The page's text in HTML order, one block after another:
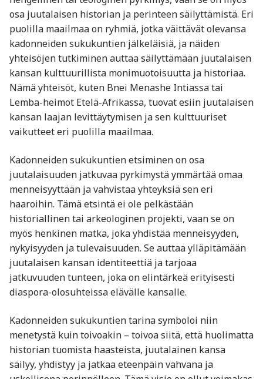
osa juutalaisen historian ja perinteen säilyttämistä. Eri
puolilla maailmaa on ryhmiä, jotka väittävät olevansa
kadonneiden sukukuntien jälkeläisiä, ja näiden
yhteisöjen tutkiminen auttaa säilyttämään juutalaisen
kansan kulttuurillista monimuotoisuutta ja historiaa.
Nämä yhteisöt, kuten Bnei Menashe Intiassa tai
Lemba-heimot Etelä-Afrikassa, tuovat esiin juutalaisen
kansan laajan levittäytymisen ja sen kulttuuriset
vaikutteet eri puolilla maailmaa.
Kadonneiden sukukuntien etsiminen on osa
juutalaisuuden jatkuvaa pyrkimystä ymmärtää omaa
menneisyyttään ja vahvistaa yhteyksiä sen eri
haaroihin. Tämä etsintä ei ole pelkästään
historiallinen tai arkeologinen projekti, vaan se on
myös henkinen matka, joka yhdistää menneisyyden,
nykyisyyden ja tulevaisuuden. Se auttaa ylläpitämään
juutalaisen kansan identiteettiä ja tarjoaa
jatkuvuuden tunteen, joka on elintärkeä erityisesti
diaspora-olosuhteissa elävälle kansalle.
Kadonneiden sukukuntien tarina symboloi niin
menetystä kuin toivoakin – toivoa siitä, että huolimatta
historian tuomista haasteista, juutalainen kansa
säilyy, yhdistyy ja jatkaa eteenpäin vahvana ja